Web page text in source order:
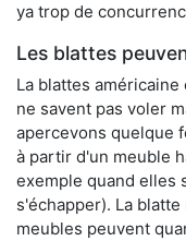
ya trop de
Les blattes
La blattes
ne savent pas voler
apercevons quelque
à partir d'un meuble
exemple quand elles
s'échapper). La
meubles peuvent